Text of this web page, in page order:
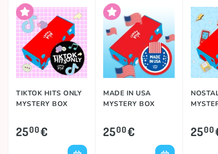
TIKTOK HITS ONLY
MYSTERY BOX
2500€
MADE IN USA
MYSTERY BOX
2500€ 2500